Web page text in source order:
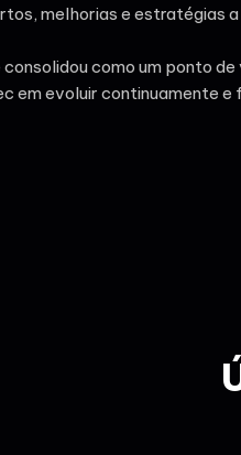
melhorias e estratégias
como um ponto
em evoluir continuamente